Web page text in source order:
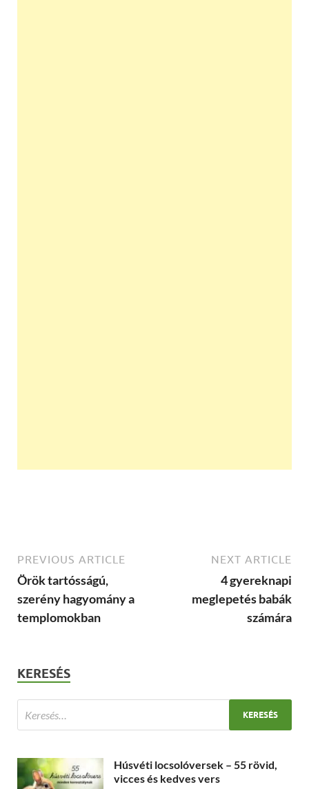
PREVIOUS ARTICLE
Örök tartósságú,
szerény hagyomány a
templomokban
NEXT ARTICLE
4 gyereknapi
meglepetés babák
számára
KERESÉS
Húsvéti locsolóversek – 55 rövid,
vicces és kedves vers